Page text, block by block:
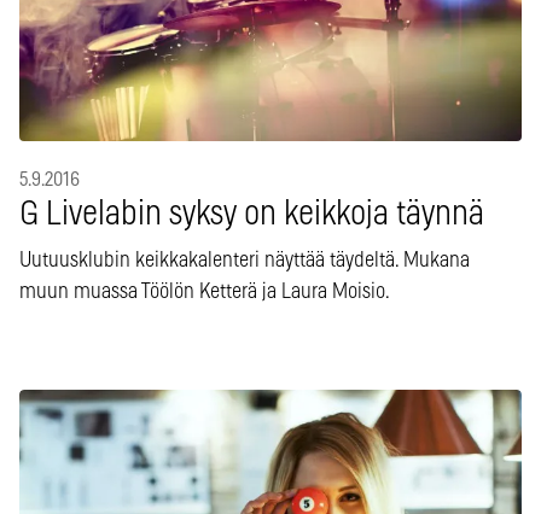
5.9.2016
G Livelabin syksy on keikkoja täynnä
Uutuusklubin keikkakalenteri näyttää täydeltä. Mukana
muun muassa Töölön Ketterä ja Laura Moisio.